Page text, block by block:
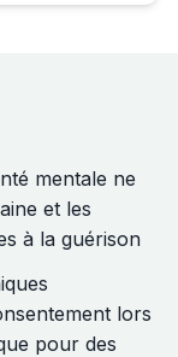
mentale ne
et les
à la guérison
lors
pour des